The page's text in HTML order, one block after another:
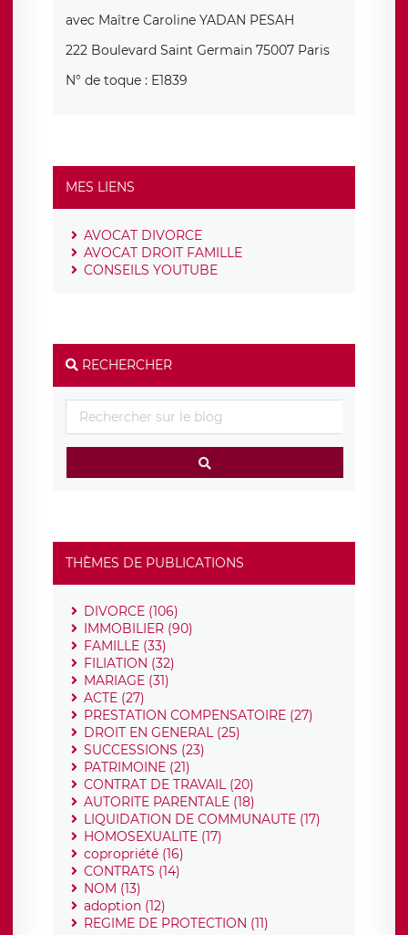
avec Maître Caroline YADAN PESAH
222 Boulevard Saint Germain 75007 Paris
N° de toque : E1839
MES LIENS
AVOCAT DIVORCE
AVOCAT DROIT FAMILLE
CONSEILS YOUTUBE
RECHERCHER
THÈMES DE PUBLICATIONS
DIVORCE (106)
IMMOBILIER (90)
FAMILLE (33)
FILIATION (32)
MARIAGE (31)
ACTE (27)
PRESTATION COMPENSATOIRE (27)
DROIT EN GENERAL (25)
SUCCESSIONS (23)
PATRIMOINE (21)
CONTRAT DE TRAVAIL (20)
AUTORITE PARENTALE (18)
LIQUIDATION DE COMMUNAUTE (17)
HOMOSEXUALITE (17)
copropriété (16)
CONTRATS (14)
NOM (13)
adoption (12)
REGIME DE PROTECTION (11)